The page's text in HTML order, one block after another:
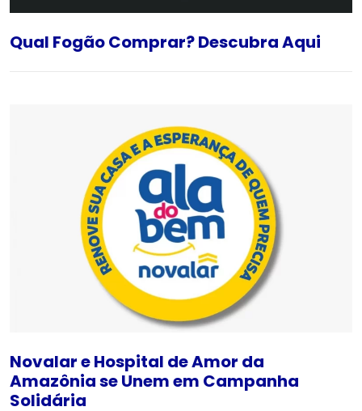
Qual Fogão Comprar? Descubra Aqui
Novalar e Hospital de Amor da
Amazônia se Unem em Campanha
Solidária